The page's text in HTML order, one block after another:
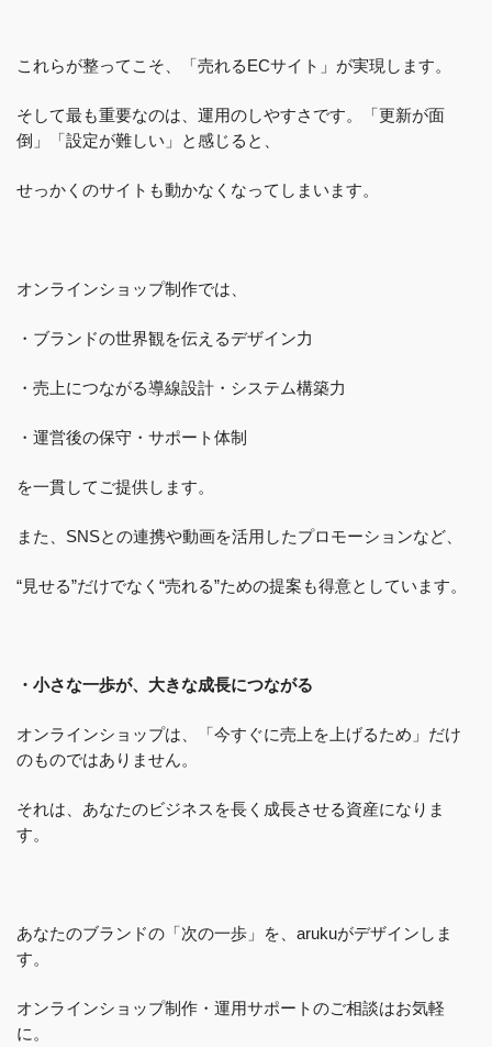
これらが整ってこそ、「売れるECサイト」が実現します。
そして最も重要なのは、運用のしやすさです。「更新が面
倒」「設定が難しい」と感じると、
せっかくのサイトも動かなくなってしまいます。
オンラインショップ制作では、
・ブランドの世界観を伝えるデザイン力
・売上につながる導線設計・システム構築力
・運営後の保守・サポート体制
を一貫してご提供します。
また、SNSとの連携や動画を活用したプロモーションなど、
“見せる”だけでなく“売れる”ための提案も得意としています。
・小さな一歩が、大きな成長につながる
オンラインショップは、「今すぐに売上を上げるため」だけ
のものではありません。
それは、あなたのビジネスを長く成長させる資産になりま
す。
あなたのブランドの「次の一歩」を、arukuがデザインしま
す。
オンラインショップ制作・運用サポートのご相談はお気軽
に。